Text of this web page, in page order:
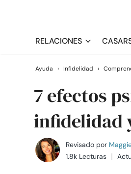
RELACIONES
Ayuda › Infidelidad ›
7 efectos
infidelidad
Revisado por
1.8k Lecturas